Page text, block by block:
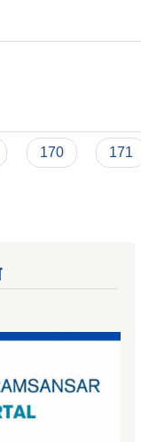
170 171